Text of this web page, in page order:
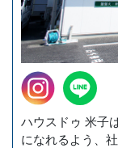
ハウスドゥ 米子
になれるよう、